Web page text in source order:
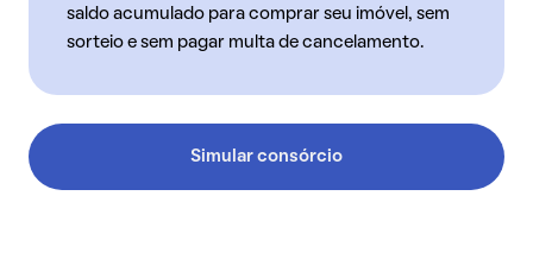
saldo acumulado para comprar seu imóvel, sem
sorteio e sem pagar multa de cancelamento.
Simular consórcio